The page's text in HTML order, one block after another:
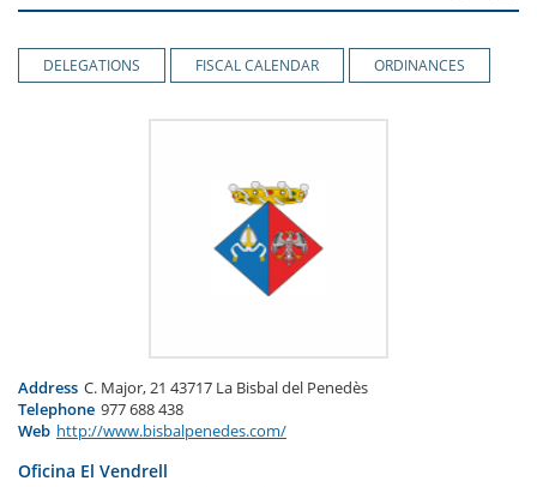
DELEGATIONS FISCAL CALENDAR ORDINANCES
Address C. Major, 21 43717 La Bisbal del Penedès
Telephone 977 688 438
Web http://www.bisbalpenedes.com/
Oficina El Vendrell